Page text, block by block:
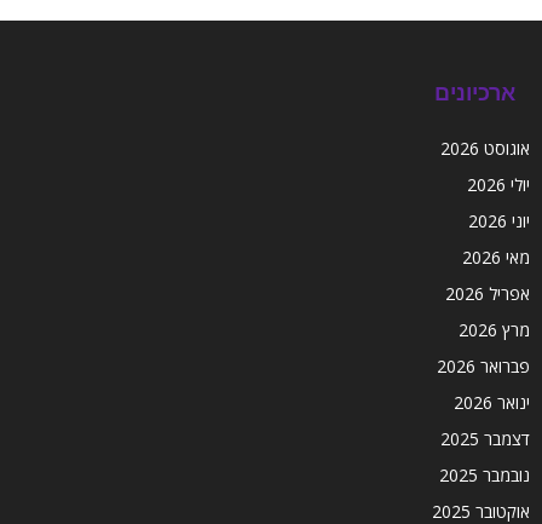
ארכיונים
אוגוסט 2026
יולי 2026
יוני 2026
מאי 2026
אפריל 2026
מרץ 2026
פברואר 2026
ינואר 2026
דצמבר 2025
נובמבר 2025
אוקטובר 2025